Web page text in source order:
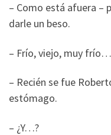
– Como está afuera –
darle un beso.
– Frío, viejo, muy
– Recién se fue
estómago.
– ¿Y…?